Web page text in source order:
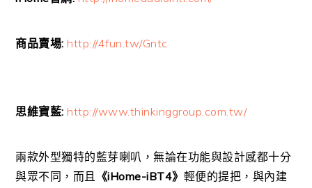
商品賣場: http://4fun.tw/Gntc
思維寶藍: http://www.thinkinggroup.com.tw/
兩款外型獨特的藍芽喇叭，無論在功能與設計感都十分
與眾不同，而且 《iHome-iBT4》 輕便的提把，與內建